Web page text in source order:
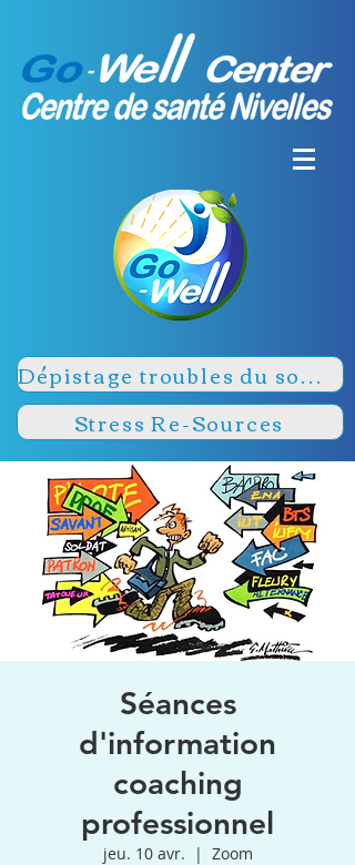
Dépistage troubles du sommeil
Stress Re-Sources
Séances
d'information
coaching
professionnel
jeu. 10 avr.
  |
Zoom